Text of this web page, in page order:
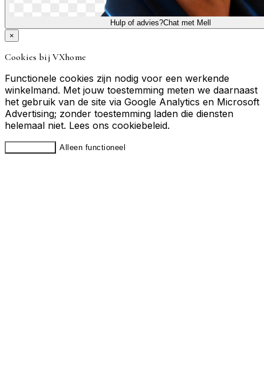
Hulp of advies?Chat met Mell
×
Cookies bij VXhome
Functionele cookies zijn nodig voor een werkende
winkelmand. Met jouw toestemming meten we daarnaast
het gebruik van de site via Google Analytics en Microsoft
Advertising; zonder toestemming laden die diensten
helemaal niet. Lees ons cookiebeleid.
Alleen functioneel